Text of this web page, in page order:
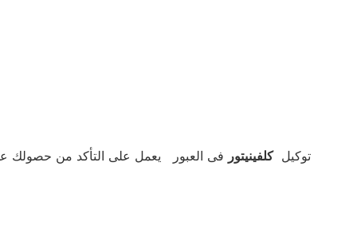
توكيلكلفينيتور فى العبور يعمل على التأكد من حصولك